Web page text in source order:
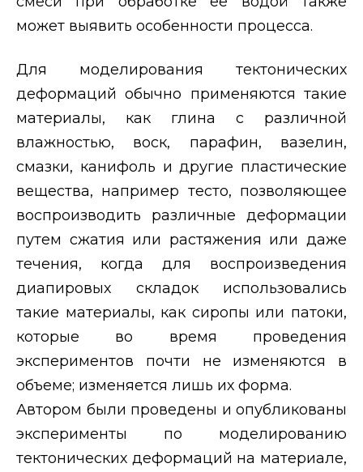
может выявить особенности процесса.
Для моделирования тектонических
деформаций обычно применяются такие
материалы, как глина с различной
влажностью, воск, парафин, вазелин,
смазки, канифоль и другие пластические
вещества, например тесто, позволяющее
воспроизводить различные деформации
путем сжатия или растяжения или даже
течения, когда для воспроизведения
диапировых складок использовались
такие материалы, как сиропы или патоки,
которые во время проведения
экспериментов почти не изменяются в
объеме; изменяется лишь их форма.
Автором были проведены и опубликованы
эксперименты по моделированию
тектонических деформаций на материале,